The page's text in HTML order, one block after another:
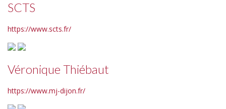
SCTS
https://www.scts.fr/
Véronique Thiébaut
https://www.mj-dijon.fr/